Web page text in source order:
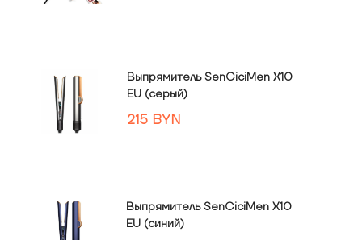
Выпрямитель SenCiciMen X10
EU (серый)
215 BYN
Выпрямитель SenCiciMen X10
EU (синий)